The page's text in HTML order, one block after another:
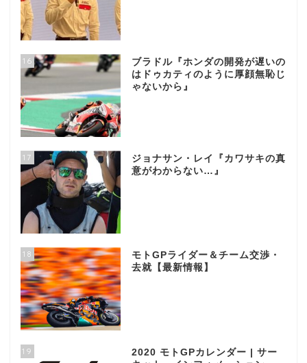
16
ブラドル『ホンダの開発が遅いの
はドゥカティのように厚顔無恥じ
ゃないから』
17
ジョナサン・レイ『カワサキの真
意がわからない…』
18
モトGPライダー＆チーム交渉・
去就【最新情報】
19
2020 モトGPカレンダー | サー